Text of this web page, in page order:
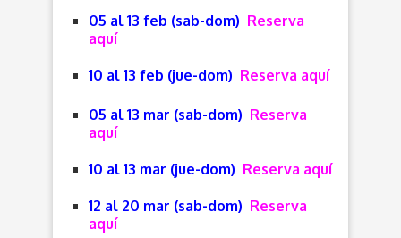
05 al 13 feb (sab-dom) Reserva
aquí
10 al 13 feb (jue-dom) Reserva aquí
05 al 13 mar (sab-dom) Reserva
aquí
10 al 13 mar (jue-dom) Reserva aquí
12 al 20 mar (sab-dom) Reserva
aquí